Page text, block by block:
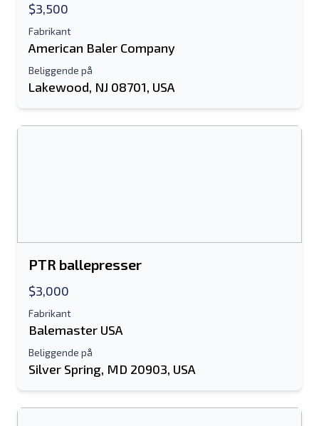
$3,500
Fabrikant
American Baler Company
Beliggende på
Lakewood, NJ 08701, USA
PTR ballepresser
$3,000
Fabrikant
Balemaster USA
Beliggende på
Silver Spring, MD 20903, USA